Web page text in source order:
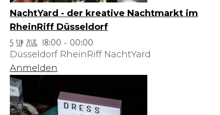
NachtYard - der kreative Nachtmarkt im
RheinRiff Düsseldorf
5 Sep 2026
18:00 - 00:00
Düsseldorf RheinRiff NachtYard
Anmelden